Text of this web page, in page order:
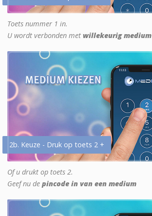
Toets nummer 1 in.
U wordt verbonden met willekeurig medium
2b. Keuze - Druk op toets 2 +
Of u drukt op toets 2.
Geef nu de pincode in van een medium